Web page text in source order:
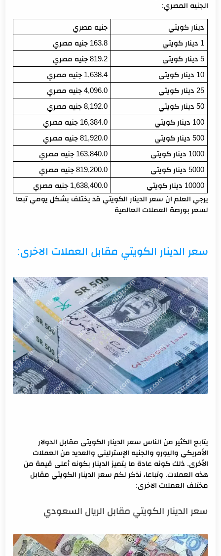
الجنيه المصري:
دينار كويتي
جنيه مصري
1 دينار كويتي
163.8 جنيه مصري
5 دينار كويتي
819.2 جنيه مصري
10 دينار كويتي
1,638.4 جنيه مصري
25 دينار كويتي
4,096.0 جنيه مصري
50 دينار كويتي
8,192.0 جنيه مصري
100 دينار كويتي
16,384.0 جنيه مصري
500 دينار كويتي
81,920.0 جنيه مصري
1000 دينار كويتي
163,840.0 جنيه مصري
5000 دينار كويتي
819,200.0 جنيه مصري
10000 دينار كويتي
1,638,400.0 جنيه مصري
يرجي العلم ان سعر الدينار الكويتي قد يختلف بشكل يومي تبعا
لسعر بورصة العملات العالمية
سعر الدينار الكويتي مقابل العملات الاخرى:
يتابع الكثير من الناس سعر الدينار الكويتي مقابل الدولار
الأمريكي واليورو والجنيه الإسترليني والعديد من العملات
الأخرى. ذلك كونه عادة ما يتميز الدينار بكونه أعلى قيمة من
هذه العملات. وتباعا، نذكر لكم سعر الدينار الكويتي مقابل
مختلف العملات الاخرى:
سعر الدينار الكويتي مقابل الريال السعودي